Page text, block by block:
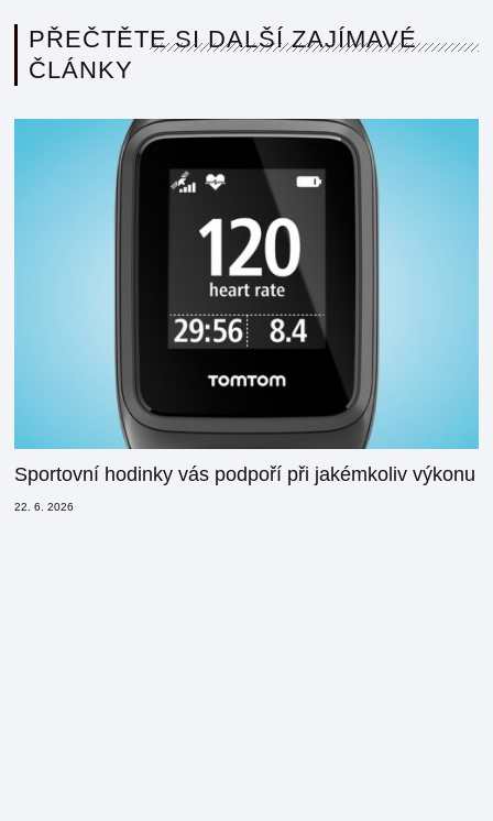
PŘEČTĚTE SI DALŠÍ ZAJÍMAVÉ
ČLÁNKY
Sportovní hodinky vás podpoří při jakémkoliv výkonu
22. 6. 2026